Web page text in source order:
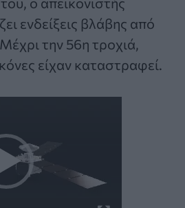
ενδείξεις βλάβης από
την 56η τροχιά,
είχαν καταστραφεί.